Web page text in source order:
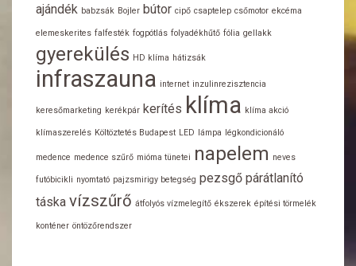
ajándék babzsák Bojler bútor cipő csaptelep csőmotor ekcéma
elemeskerites falfesték fogpótlás folyadékhűtő fólia gellakk
gyerekülés HD klíma hátizsák
infraszauna internet inzulinrezisztencia
keresőmarketing kerékpár kerítés klíma klíma akció
klímaszerelés Költöztetés Budapest LED lámpa légkondicionáló
medence medence szűrő mióma tünetei napelem neves
futóbicikli nyomtató pajzsmirigy betegség pezsgő párátlanító
táska vízszűrő átfolyós vízmelegítő ékszerek építési törmelék
konténer öntözőrendszer